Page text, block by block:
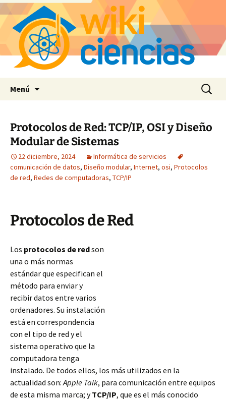
Menú Buscar:
Protocolos de Red: TCP/IP, OSI y Diseño
Modular de Sistemas
22 diciembre, 2024
Informática de servicios
comunicación de datos, Diseño modular, Internet, osi, Protocolos
de red, Redes de computadoras, TCP/IP
Protocolos de Red
Los protocolos de redson
una o más normas
estándar que especifican el
método para enviar y
recibir datos entre varios
ordenadores. Su instalación
está en correspondencia
con el tipo de red y el
sistema operativo que la
computadora tenga
instalado. De todos ellos, los más utilizados en la
actualidad son:Apple Talk, para comunicación entre equipos
de esta misma marca; yTCP/IP, que es el más conocido